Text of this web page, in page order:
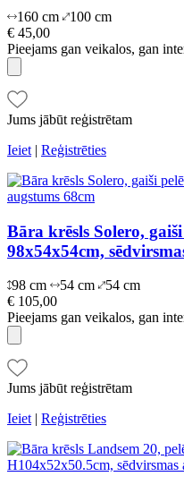
160 cm
100 cm
€ 45,00
Pieejams gan veikalos, gan
Jums jābūt reģistrētam
Ieiet | Reģistrēties
Bāra krēsls Solero,
98x54x54cm,
98 cm 54 cm
54 cm
€ 105,00
Pieejams gan veikalos, gan
Jums jābūt reģistrētam
Ieiet| Reģistrēties